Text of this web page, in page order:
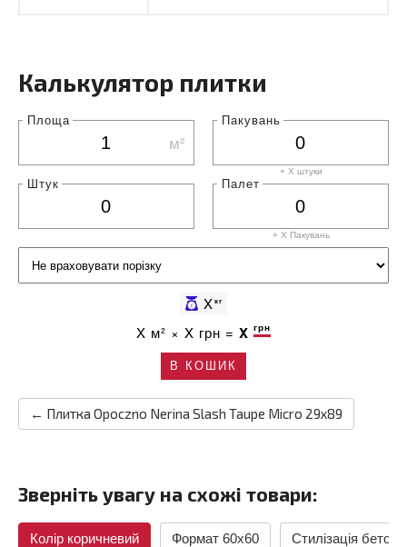
Калькулятор плитки
Площа
м²
Пакувань
+ X штуки
Штук Палет
+ X Пакувань
Xкг
X м² × X грн = X грн
В КОШИК
← Плитка Opoczno Nerina Slash Taupe Micro 29х89
Зверніть увагу на схожі товари:
Колір коричневий Формат 60x60 Стилізація бетон